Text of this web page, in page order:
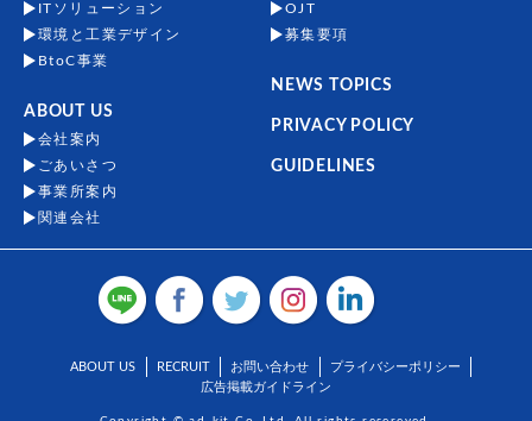
ITソリューション
環境と工業デザイン
BtoC事業
ABOUT US
会社案内
ごあいさつ
事業所案内
関連会社
OJT
募集要項
NEWS TOPICS
PRIVACY POLICY
GUIDELINES
ABOUT US RECRUIT お問い合わせ
プライバシーポリシー
広告掲載ガイドライン